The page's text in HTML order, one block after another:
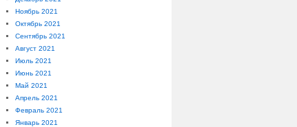
Ноябрь 2021
Октябрь 2021
Сентябрь 2021
Август 2021
Июль 2021
Июнь 2021
Май 2021
Апрель 2021
Февраль 2021
Январь 2021